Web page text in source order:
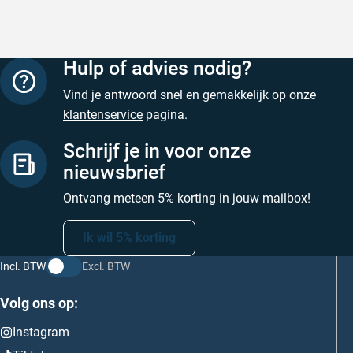
Hulp of advies nodig?
Vind je antwoord snel en gemakkelijk op onze
klantenservice pagina.
Schrijf je in voor onze
nieuwsbrief
Ontvang meteen 5% korting in jouw mailbox!
Ik wil 5% korting
Incl. BTW Excl. BTW
Volg ons op:
Instagram